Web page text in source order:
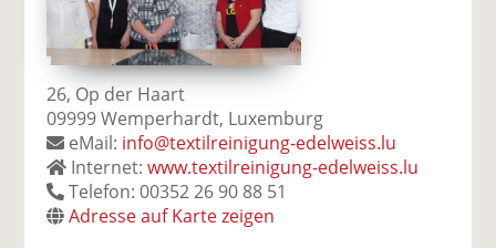
26, Op der Haart
09999 Wemperhardt, Luxemburg
eMail: info@textilreinigung-edelweiss.lu
Internet:www.textilreinigung-edelweiss.lu
Telefon: 00352 26 90 88 51
Adresse auf Karte zeigen